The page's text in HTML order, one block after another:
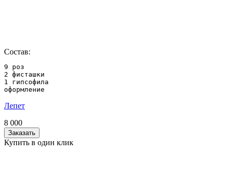
Состав:
9 роз
2 фисташки
1 гипсофила
оформление
Лепет
8 000
Заказать
Купить в один клик